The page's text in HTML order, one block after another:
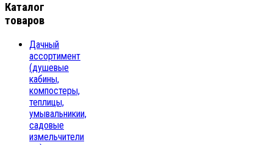
Каталог
товаров
Дачный
ассортимент
(душевые
кабины,
компостеры,
теплицы,
умывальникии,
садовые
измельчители